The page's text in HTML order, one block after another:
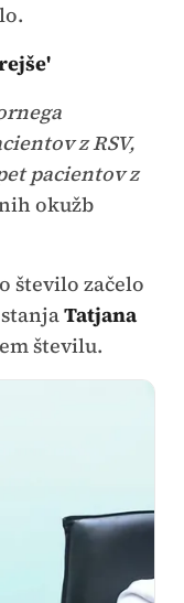
z RSV,
pacientov z
okužb
število začelo
Tatjana
številu.